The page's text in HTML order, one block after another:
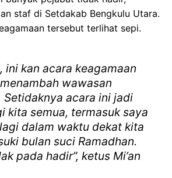
staf di Setdakab Bengkulu Utara.
tersebut terlihat sepi.
ini kan acara keagamaan
wawasan
Setidaknya acara ini jadi
kita semua, termasuk saya
dalam waktu dekat kita
bulan suci Ramadhan.
pada hadir”, ketus Mi’an